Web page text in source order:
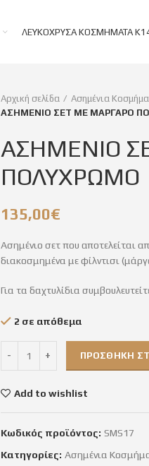
ΛΕΥΚΌΧΡΥΣΑ ΚΟΣΜΉΜΑΤΑ
Αρχική σελίδα Ασημένια
ΑΣΗΜΕΝΙΟ ΣΕΤ ΜΕ ΜΑΡΓΑΡΟ
ΑΣΗΜΕΝΙΟ
ΠΟΛΥΧΡΩΜΟ
135,00€
Ασημένιο σετ που αποτελείται
διακοσμημένα με φίλντισι
Για τα δαχτυλίδια
2 σε απόθεμα
ΠΡΟΣΘΉΚΗ
Add to wishlist
Κωδικός προϊόντος: SMS17
Κατηγορίες: Ασημένια